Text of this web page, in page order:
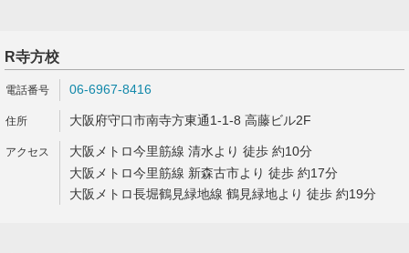
R寺方校
06-6967-8416
大阪府守口市南寺方東通1-1-8 高藤ビル2F
大阪メトロ今里筋線 清水より 徒歩 約10分
大阪メトロ今里筋線 新森古市より 徒歩 約17分
大阪メトロ長堀鶴見緑地線 鶴見緑地より 徒歩 約19分